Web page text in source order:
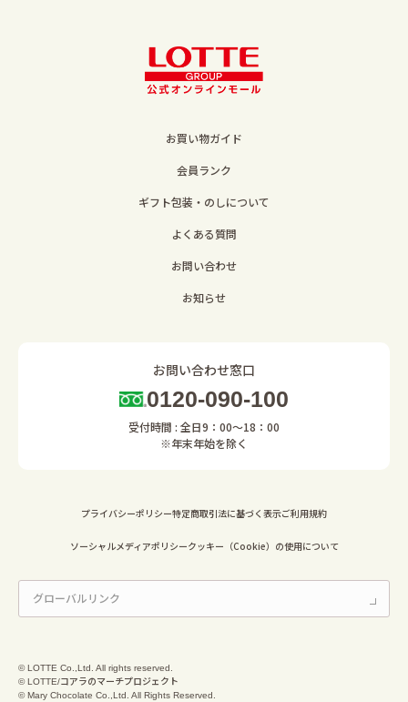
お買い物ガイド
会員ランク
ギフト包装・のしについて
よくある質問
お問い合わせ
お知らせ
お問い合わせ窓口
0120-090-100
受付時間 : 全日9：00～18：00
※年末年始を除く
プライバシーポリシー特定商取引法に基づく表示ご利用規約
ソーシャルメディアポリシークッキー（Cookie）の使用について
© LOTTE Co.,Ltd. All rights reserved.
© LOTTE/コアラのマーチプロジェクト
© Mary Chocolate Co.,Ltd. All Rights Reserved.